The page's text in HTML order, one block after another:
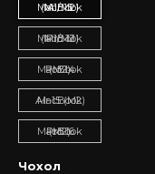
MacBook Air 13 (M1/M2)
MacBook Pro 13 (M1/M2)
MacBook Pro 14 (M2)
MacBook Air 15 (M2)
MacBook Pro 16 (M2)
Чохол